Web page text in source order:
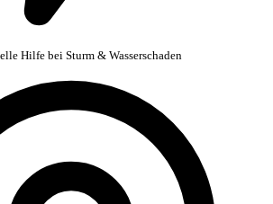
Hilfe bei Sturm & Wasserschaden